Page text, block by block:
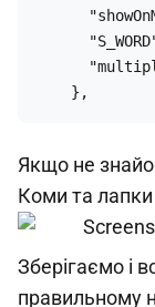
    },
Якщо не
Коми та
Зберігаємо і
правильному